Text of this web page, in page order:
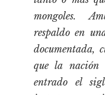
Personaje
Personajes secundarios
Política
Relecturas
Sociedad
mongoles.
respaldo en
documentada,
que la nación
entrado el